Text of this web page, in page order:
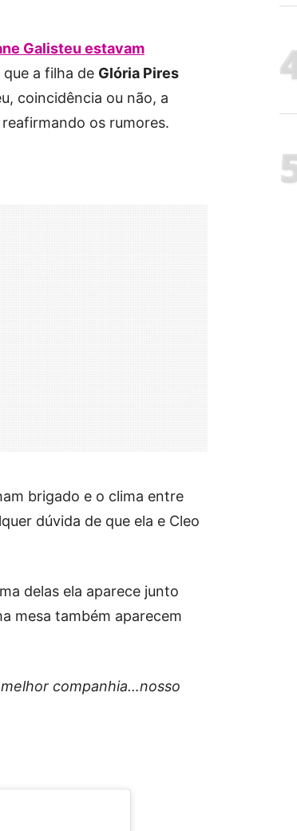
Galisteu estavam
a filha de Glória Pires
coincidência ou não, a
reafirmando os rumores.
brigado e o clima entre
dúvida de que ela e Cleo
delas ela aparece junto
mesa também aparecem
companhia…nosso